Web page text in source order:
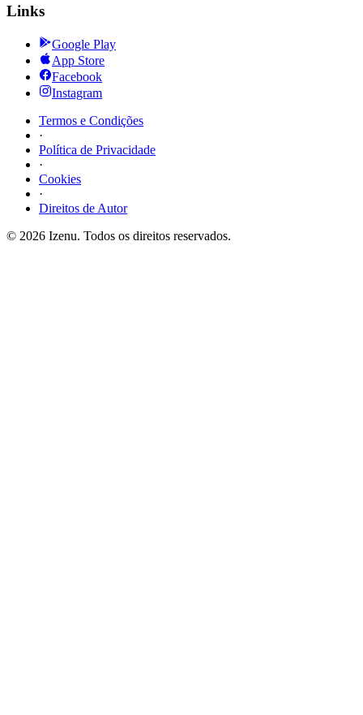
Links
Google Play
App Store
Facebook
Instagram
Termos e Condições
·
Política de Privacidade
·
Cookies
·
Direitos de Autor
© 2026 Izenu. Todos os direitos reservados.